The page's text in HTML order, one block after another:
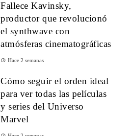
Fallece Kavinsky,
productor que revolucionó
el synthwave con
atmósferas cinematográficas
Hace 2 semanas
Cómo seguir el orden ideal
para ver todas las películas
y series del Universo
Marvel